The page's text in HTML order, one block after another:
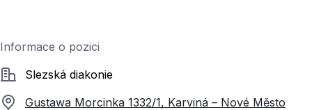
Informace o pozici
SpolečnostSlezská diakonie
Gustawa Morcinka 1332/1, Karviná – Nové Město